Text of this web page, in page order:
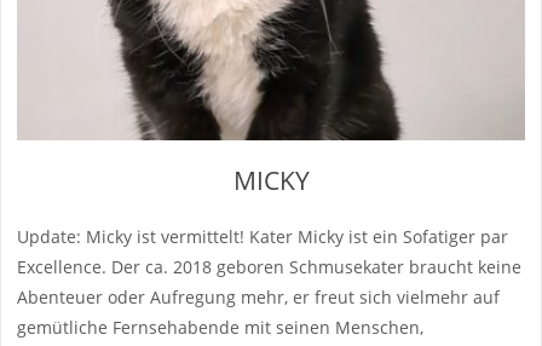
MICKY
Update: Micky ist vermittelt! Kater Micky ist ein Sofatiger par
Excellence. Der ca. 2018 geboren Schmusekater braucht keine
Abenteuer oder Aufregung mehr, er freut sich vielmehr auf
gemütliche Fernsehabende mit seinen Menschen,